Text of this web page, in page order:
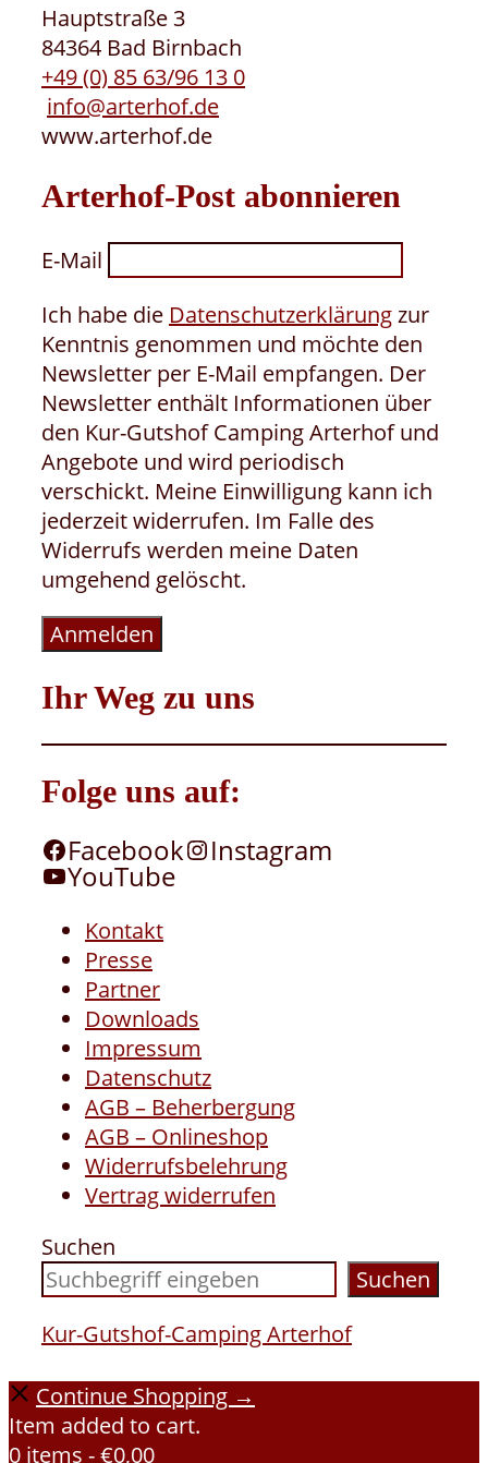
Hauptstraße 3
84364 Bad Birnbach
+49 (0) 85 63/96 13 0
info@arterhof.de
www.arterhof.de
Arterhof-Post abonnieren
E-Mail
Ich habe die Datenschutzerklärungzur
Kenntnis genommen und möchte den
Newsletter per E-Mail empfangen. Der
Newsletter enthält Informationen über
den Kur-Gutshof Camping Arterhof und
Angebote und wird periodisch
verschickt. Meine Einwilligung kann ich
jederzeit widerrufen. Im Falle des
Widerrufs werden meine Daten
umgehend gelöscht.
Anmelden
Ihr Weg zu uns
Folge uns auf:
Facebook
Instagram
YouTube
Kontakt
Presse
Partner
Downloads
Impressum
Datenschutz
AGB – Beherbergung
AGB – Onlineshop
Widerrufsbelehrung
Vertrag widerrufen
Suchen
Suchen
Kur-Gutshof-Camping Arterhof
Continue Shopping →
Item added to cart.
0 items -€0,00